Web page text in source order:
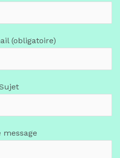
(obligatoire)
message